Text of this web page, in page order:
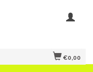
€0,00